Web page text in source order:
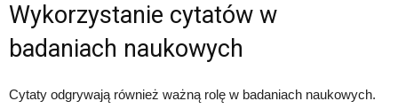
Wykorzystanie cytatów w
badaniach naukowych
Cytaty odgrywają również ważną rolę w badaniach naukowych.